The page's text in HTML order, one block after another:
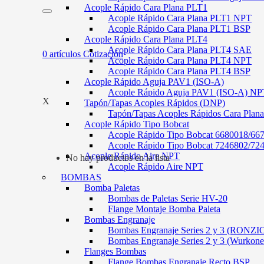
0 artículos Cotización
X
No hay productos en la lista
Acople Rápido Cara Plana PLT1
Acople Rápido Cara Plana PLT1 NPT
Acople Rápido Cara Plana PLT1 BSP
Acople Rápido Cara Plana PLT4
Acople Rápido Cara Plana PLT4 SAE
Acople Rápido Cara Plana PLT4 NPT
Acople Rápido Cara Plana PLT4 BSP
Acople Rápido Aguja PAV1 (ISO-A)
Acople Rápido Aguja PAV1 (ISO-A)
Tapón/Tapas Acoples Rápidos (DNP)
Tapón/Tapas Acoples Rápidos Cara
Acople Rápido Tipo Bobcat
Acople Rápido Tipo Bobcat 6680018/
Acople Rápido Tipo Bobcat 7246802/
Acople Rápido Aire NPT
Acople Rápido Aire NPT
BOMBAS
Bomba Paletas
Bombas de Paletas Serie HV-20
Flange Montaje Bomba Paleta
Bombas Engranaje
Bombas Engranaje Series 2 y 3
Bombas Engranaje Series 2 y 3
Flanges Bombas
Flange Bombas Engranaje Recto BSP